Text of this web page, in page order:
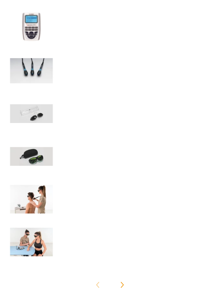
Globus Physiolaser 2.0 Lasertherapiegerät Medien-